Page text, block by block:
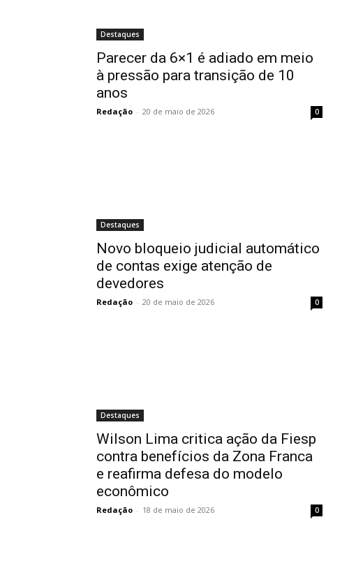
Destaques
Parecer da 6×1 é adiado em meio
à pressão para transição de 10
anos
Redação - 20 de maio de 2026 0
Destaques
Novo bloqueio judicial automático
de contas exige atenção de
devedores
Redação - 20 de maio de 2026 0
Destaques
Wilson Lima critica ação da Fiesp
contra benefícios da Zona Franca
e reafirma defesa do modelo
econômico
Redação - 18 de maio de 2026 0